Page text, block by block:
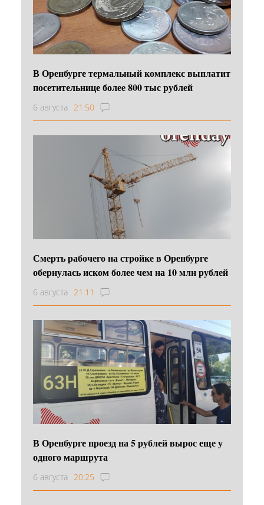
В Оренбурге термальный комплекс выплатит
посетительнице более 800 тыс рублей
6 августа 21:50
Смерть рабочего на стройке в Оренбурге
обернулась иском более чем на 10 млн рублей
6 августа 21:11
В Оренбурге проезд на 5 рублей вырос еще у
одного маршрута
6 августа 20:25